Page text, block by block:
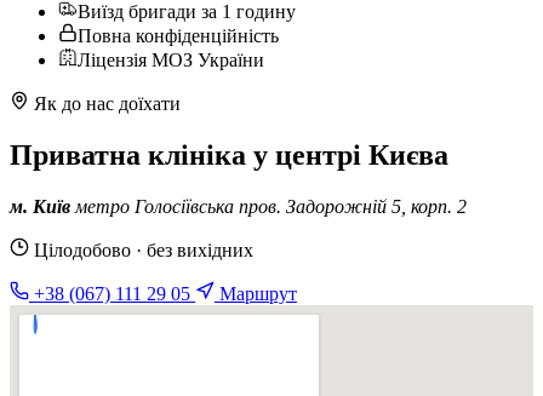
Виїзд бригади за 1 годину
Повна конфіденційність
Ліцензія МОЗ України
Як до нас доїхати
Приватна клініка у центрі Києва
м. Київ метро Голосіївська пров. Задорожній 5, корп. 2
Цілодобово · без вихідних
+38 (067) 111 29 05 Маршрут